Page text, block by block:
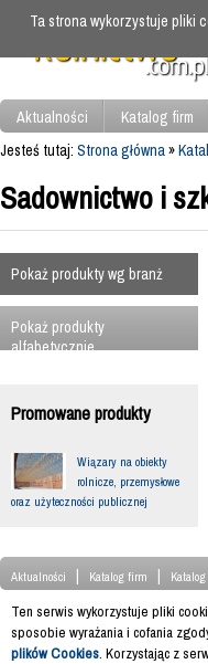
Aktualności Katalog firm
Jesteś tutaj: Strona główna»
Sadownictwo i
Pokaż produkty wg branż
Pokaż produkty
alfabetycznie
Promowane produkty
Wiązary na obiekty
rolnicze, przemysłowe
oraz użyteczności publicznej
Aktualności | Katalog firm |
Ten serwis wykorzystuje pliki
sposobie wyrażania i cofania
plików Cookies. Korzystając z
Ta strona wykorzystuje pliki